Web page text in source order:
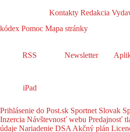
Kontakty Redakcia
kódex Pomoc Mapa stránky
RSS Newsletter
iPad
Prihlásenie do Post.sk Sportnet Slovak
Inzercia Návštevnosť webu Predajnosť
údaje Nariadenie DSA Akčný plán